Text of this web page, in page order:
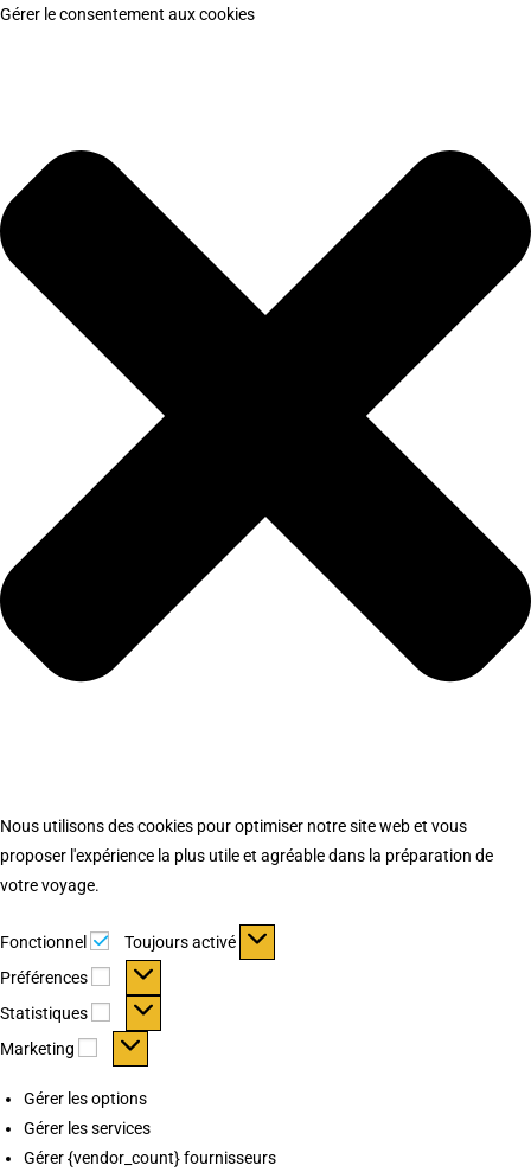
Gérer le consentement aux cookies
Nous utilisons des cookies pour optimiser notre site web et vous
proposer l'expérience la plus utile et agréable dans la préparation de
votre voyage.
Fonctionnel Fonctionnel
Toujours activé
Préférences
Préférences
Statistiques Statistiques
Marketing Marketing
Gérer les options
Gérer les services
Gérer {vendor_count} fournisseurs